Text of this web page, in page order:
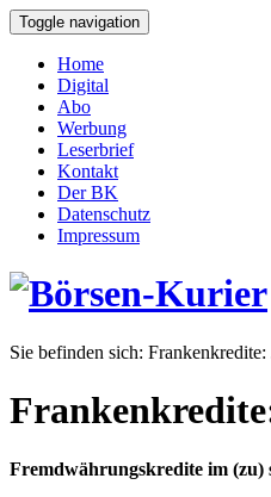
Toggle navigation
Home
Digital
Abo
Werbung
Leserbrief
Kontakt
Der BK
Datenschutz
Impressum
Sie befinden sich:
Fremdwährungskredite im (zu)